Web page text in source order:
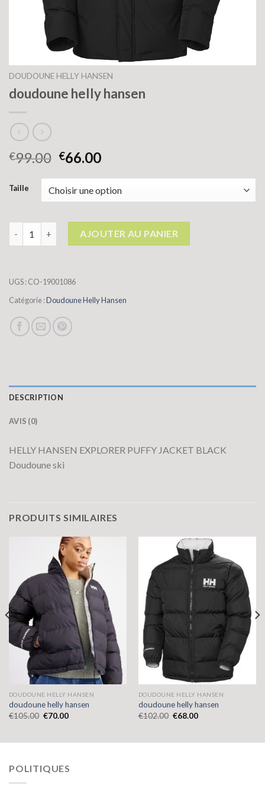
DOUDOUNE HELLY HANSEN
doudoune helly hansen
€99.00 €66.00
Taille
quantité de doudoune helly hansen
AJOUTER AU PANIER
UGS :CO-19001086
Catégorie :Doudoune Helly Hansen
DESCRIPTION
AVIS (0)
HELLY HANSEN EXPLORER PUFFY JACKET BLACK
Doudoune ski
PRODUITS SIMILAIRES
DOUDOUNE HELLY HANSEN
doudoune helly hansen
€105.00 €70.00
DOUDOUNE HELLY HANSEN
doudoune helly hansen
€102.00 €68.00
POLITIQUES